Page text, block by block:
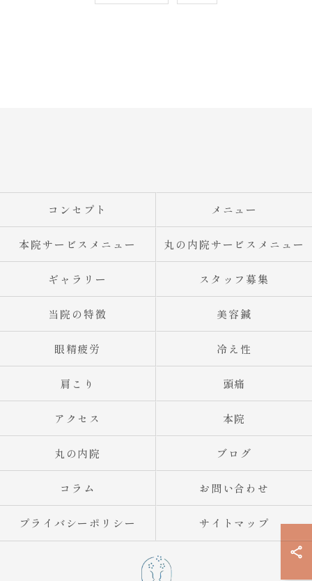
コンセプト メニュー
本院サービスメニュー 丸の内院サービスメニュー
ギャラリー スタッフ募集
当院の特徴 美容鍼
眼精疲労 冷え性
肩こり 頭痛
アクセス 本院
丸の内院 ブログ
コラム お問い合わせ
プライバシーポリシー サイトマップ